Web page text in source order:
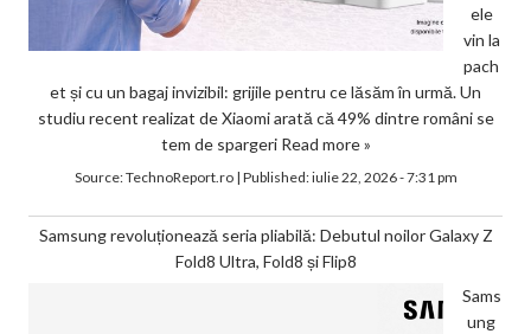
ele
vin la
pach
et și cu un bagaj invizibil: grijile pentru ce lăsăm în urmă. Un
studiu recent realizat de Xiaomi arată că 49% dintre români se
tem de spargeri Read more »
Source:TechnoReport.ro| Published:iulie 22, 2026 - 7:31 pm
Samsung revoluționează seria pliabilă: Debutul noilor Galaxy Z
Fold8 Ultra, Fold8 și Flip8
Sams
ung